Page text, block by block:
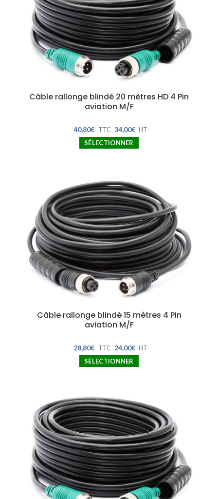
Câble rallonge blindé 20 mètres HD 4 Pin
aviation M/F
40,80€ TTC 34,00€ HT
SÉLECTIONNER
Câble rallonge blindé 15 mètres 4 Pin
aviation M/F
28,80€ TTC 24,00€ HT
SÉLECTIONNER